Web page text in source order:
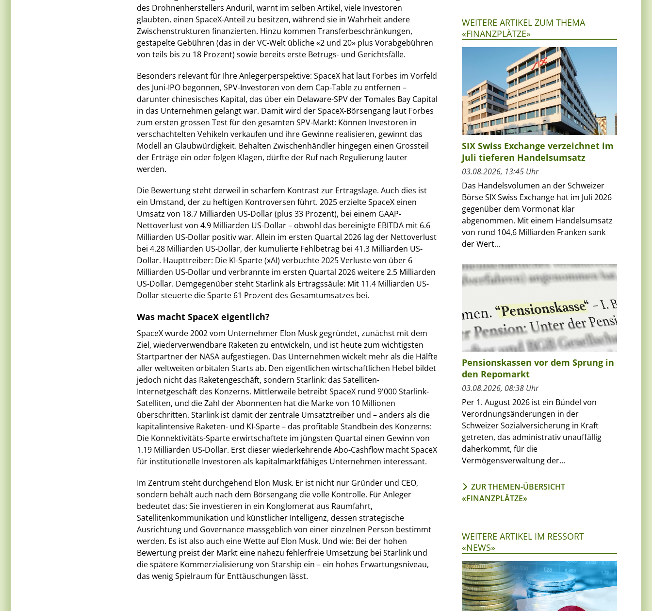
des Drohnenherstellers Anduril, warnt im selben Artikel, viele Investoren
glaubten, einen SpaceX-Anteil zu besitzen, während sie in Wahrheit andere
Zwischenstrukturen finanzierten. Hinzu kommen Transferbeschränkungen,
gestapelte Gebühren (das in der VC-Welt übliche «2 und 20» plus Vorabgebühren
von teils bis zu 18 Prozent) sowie bereits erste Betrugs- und Gerichtsfälle.
Besonders relevant für Ihre Anlegerperspektive: SpaceX hat laut Forbes im Vorfeld
des Juni-IPO begonnen, SPV-Investoren von dem Cap-Table zu entfernen –
darunter chinesisches Kapital, das über ein Delaware-SPV der Tomales Bay Capital
in das Unternehmen gelangt war. Damit wird der SpaceX-Börsengang laut Forbes
zum ersten grossen Test für den gesamten SPV-Markt: Können Investoren in
verschachtelten Vehikeln verkaufen und ihre Gewinne realisieren, gewinnt das
Modell an Glaubwürdigkeit. Behalten Zwischenhändler hingegen einen Grossteil
der Erträge ein oder folgen Klagen, dürfte der Ruf nach Regulierung lauter
werden.
Die Bewertung steht derweil in scharfem Kontrast zur Ertragslage. Auch dies ist
ein Umstand, der zu heftigen Kontroversen führt. 2025 erzielte SpaceX einen
Umsatz von 18.7 Milliarden US-Dollar (plus 33 Prozent), bei einem GAAP-
Nettoverlust von 4.9 Milliarden US-Dollar – obwohl das bereinigte EBITDA mit 6.6
Milliarden US-Dollar positiv war. Allein im ersten Quartal 2026 lag der Nettoverlust
bei 4.28 Milliarden US-Dollar, der kumulierte Fehlbetrag bei 41.3 Milliarden US-
Dollar. Haupttreiber: Die KI-Sparte (xAI) verbuchte 2025 Verluste von über 6
Milliarden US-Dollar und verbrannte im ersten Quartal 2026 weitere 2.5 Milliarden
US-Dollar. Demgegenüber steht Starlink als Ertragssäule: Mit 11.4 Milliarden US-
Dollar steuerte die Sparte 61 Prozent des Gesamtumsatzes bei.
Was macht SpaceX eigentlich?
SpaceX wurde 2002 vom Unternehmer Elon Musk gegründet, zunächst mit dem
Ziel, wiederverwendbare Raketen zu entwickeln, und ist heute zum wichtigsten
Startpartner der NASA aufgestiegen. Das Unternehmen wickelt mehr als die Hälfte
aller weltweiten orbitalen Starts ab. Den eigentlichen wirtschaftlichen Hebel bildet
jedoch nicht das Raketengeschäft, sondern Starlink: das Satelliten-
Internetgeschäft des Konzerns. Mittlerweile betreibt SpaceX rund 9'000 Starlink-
Satelliten, und die Zahl der Abonnenten hat die Marke von 10 Millionen
überschritten. Starlink ist damit der zentrale Umsatztreiber und – anders als die
kapitalintensive Raketen- und KI-Sparte – das profitable Standbein des Konzerns:
Die Konnektivitäts-Sparte erwirtschaftete im jüngsten Quartal einen Gewinn von
1.19 Milliarden US-Dollar. Erst dieser wiederkehrende Abo-Cashflow macht SpaceX
für institutionelle Investoren als kapitalmarktfähiges Unternehmen interessant.
Im Zentrum steht durchgehend Elon Musk. Er ist nicht nur Gründer und CEO,
sondern behält auch nach dem Börsengang die volle Kontrolle. Für Anleger
bedeutet das: Sie investieren in ein Konglomerat aus Raumfahrt,
Satellitenkommunikation und künstlicher Intelligenz, dessen strategische
Ausrichtung und Governance massgeblich von einer einzelnen Person bestimmt
werden. Es ist also auch eine Wette auf Elon Musk. Und wie: Bei der hohen
Bewertung preist der Markt eine nahezu fehlerfreie Umsetzung bei Starlink und
die spätere Kommerzialisierung von Starship ein – ein hohes Erwartungsniveau,
das wenig Spielraum für Enttäuschungen lässt.
WEITERE ARTIKEL ZUM THEMA
«FINANZPLÄTZE»
SIX Swiss Exchange verzeichnet im
Juli tieferen Handelsumsatz
03.08.2026, 13:45 Uhr
Das Handelsvolumen an der Schweizer
Börse SIX Swiss Exchange hat im Juli 2026
gegenüber dem Vormonat klar
abgenommen. Mit einem Handelsumsatz
von rund 104,6 Milliarden Franken sank
der Wert...
Pensionskassen vor dem Sprung in
den Repomarkt
03.08.2026, 08:38 Uhr
Per 1. August 2026 ist ein Bündel von
Verordnungsänderungen in der
Schweizer Sozialversicherung in Kraft
getreten, das administrativ unauffällig
daherkommt, für die
Vermögensverwaltung der...
ZUR THEMEN-ÜBERSICHT
«FINANZPLÄTZE»
WEITERE ARTIKEL IM RESSORT
«NEWS»